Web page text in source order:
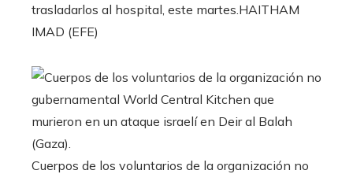
trasladarlos al hospital, este martes. HAITHAM
IMAD (EFE)
Cuerpos de los voluntarios de la organización no